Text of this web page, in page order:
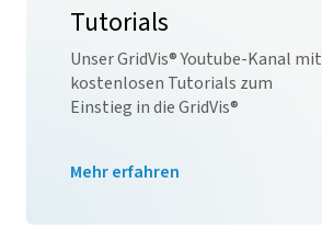
Tutorials
UnserGridVis® Youtube-Kanal mit
kostenlosen Tutorials zum
Einstieg in dieGridVis®
Mehr erfahren